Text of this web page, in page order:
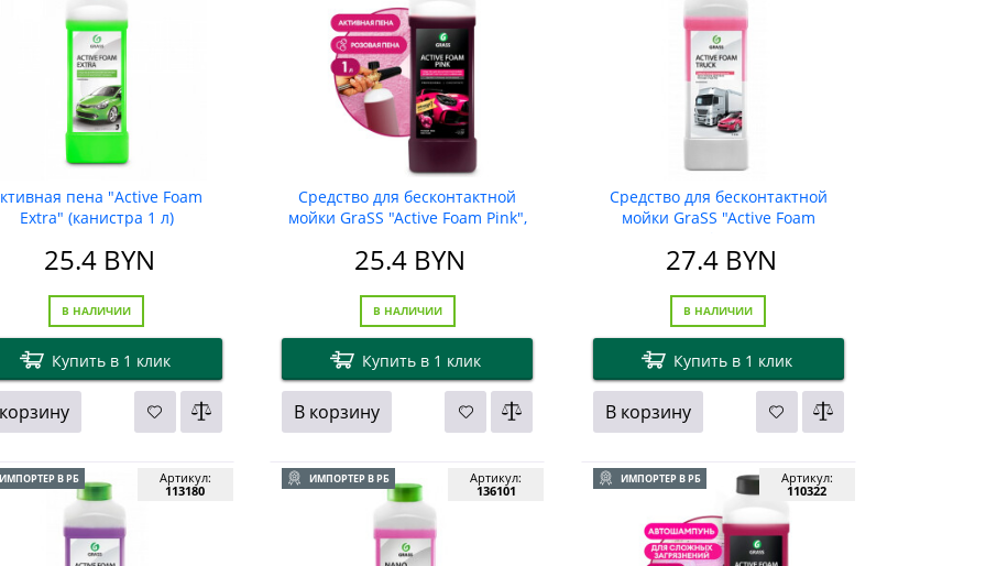
пена "Active Foam
Extra" (канистра 1 л)
25.4BYN
В НАЛИЧИИ
Купить в 1 клик
Средство для бесконтактной
мойки GraSS "Active Foam Pink",
25.4 BYN
В НАЛИЧИИ
Купить в 1 клик
В корзину
Средство для бесконтактной
мойки GraSS "Active Foam
27.4BYN
В НАЛИЧИИ
Купить в 1 клик
В корзину
В РБ
Артикул:
113180
ИМПОРТЕР В РБ
Артикул:
136101
ИМПОРТЕР В РБ
Артикул:
110322